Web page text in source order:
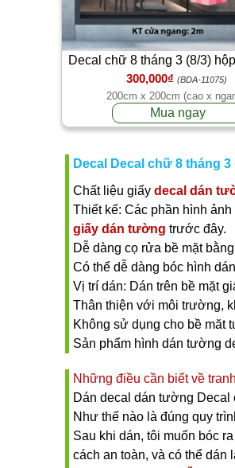
Decal chữ 8 tháng 3 (8/3)
hồng
300,000₫ (BDA-11075)
200cm x 200cm (cao x
Mua ngay
Decal Decal chữ 8 tháng
Chất liệu giấy decal dán
Thiết kế: Các phần hình
giấy dán tường trước đây.
Dễ dàng cọ rửa bề mặt
Có thể dễ dàng bóc hình
Vị trí dán: Dán trên bề mặt
Thân thiện với môi trường,
Không sử dụng cho bề măt
Sản phẩm hình dán tường
Những điều cần biết về
Dán decal dán tường Decal
Như thế nào là đúng quy
Sau khi dán, tôi muốn bóc
cách an toàn, và có thể dán